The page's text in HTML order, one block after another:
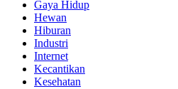
Gaya Hidup
Hewan
Hiburan
Industri
Internet
Kecantikan
Kesehatan